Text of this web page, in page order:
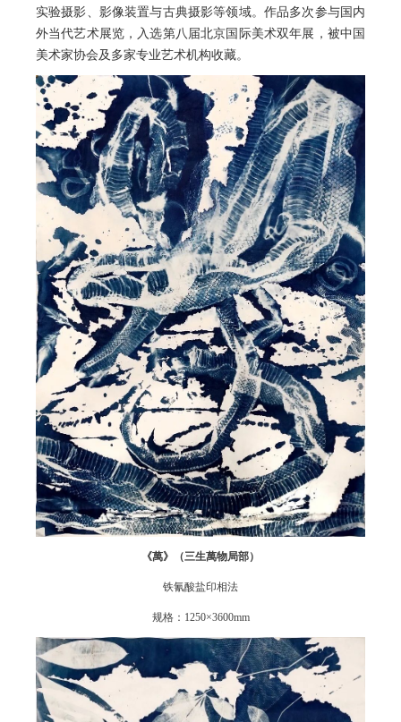
实验摄影、影像装置与古典摄影等领域。作品多次参与国内
外当代艺术展览，入选第八届北京国际美术双年展，被中国
美术家协会及多家专业艺术机构收藏。
《萬》（三生萬物局部）
铁氰酸盐印相法
规格：1250×3600mm